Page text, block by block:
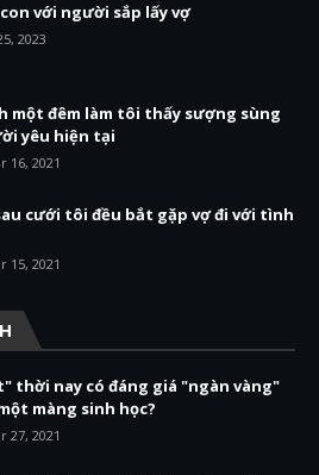
với người sắp lấy vợ
2023
một đêm làm tôi thấy sượng sùng
yêu hiện tại
16, 2021
cưới tôi đều bắt gặp vợ đi với tình
15, 2021
thời nay có đáng giá "ngàn vàng"
màng sinh học?
27, 2021